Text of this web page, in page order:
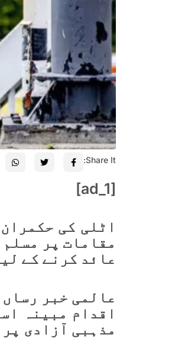
Share It:
[ad_1]
اٹلی کی
مقامات پر
عائد کرنے کے
عالمی خبر
اقدام مبینہ
مذہبی آزادی